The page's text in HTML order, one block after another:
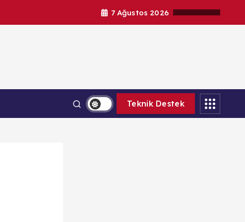
7 Ağustos 2026
Teknik Destek